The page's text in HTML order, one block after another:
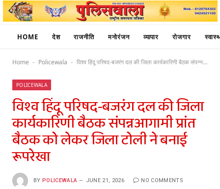
HOME देश राजनीति मनोरंजन व्यापार रोजगार
Home - Policewala - विश्व हिंदू परिषद-बजरंग दल की जिला कार्यकारिणी बैठक संपन्नआगामी प्रांत बैठक को लेकर जिला टोली ने बनाई रूपरेखा
POLICEWALA
विश्व हिंदू परिषद-बजरंग दल की जिला
कार्यकारिणी बैठक संपन्नआगामी प्रांत
बैठक को लेकर जिला टोली ने बनाई
रूपरेखा
BY POLICEWALA JUNE 21, 2026 NO COMMENTS